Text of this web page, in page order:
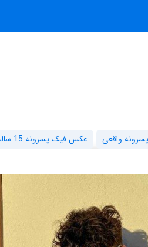
واقعی عکس فیک پسرونه 15 ساله